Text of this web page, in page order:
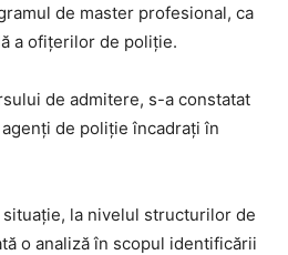
de master profesional, ca
a ofițerilor de poliție.
de admitere, s-a constatat
de poliție încadrați în
situație, la nivelul structurilor de
o analiză în scopul identificării